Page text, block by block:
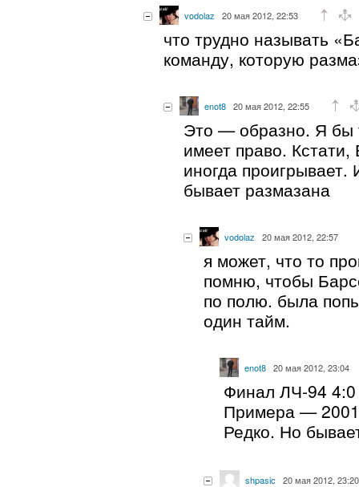
vodolaz 20 мая 2012, 22:53
что трудно называть
команду, которую
enot8 20 мая 2012, 22:55
Это — образно. Я бы
имеет право.
иногда
бывает размазана
vodolaz 20 мая 2012, 22:57
я может, что то
помню, чтобы
по полю. была
один тайм.
enot8 20 мая 2012, 23:04
Финал ЛЧ-94
Примера —
Редко. Но
shpasic 20 мая 2012, 23:20